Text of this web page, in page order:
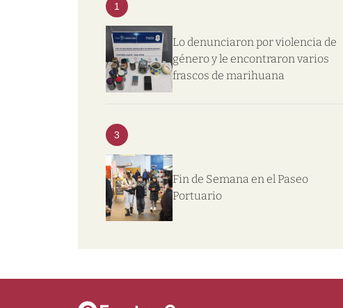
1
Lo denunciaron por violencia de
género y le encontraron varios
frascos de marihuana
3
Fin de Semana en el Paseo
Portuario